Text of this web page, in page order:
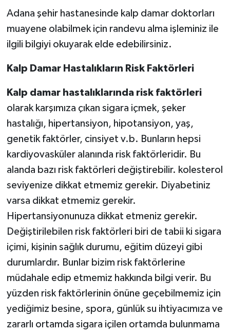
Adana şehir hastanesinde kalp damar doktorları
muayene olabilmek için randevu alma işleminiz ile
ilgili bilgiyi okuyarak elde edebilirsiniz.
Kalp Damar Hastalıkların Risk Faktörleri
Kalp damar hastalıklarında risk faktörleri
olarak karşımıza çıkan sigara içmek, şeker
hastalığı, hipertansiyon, hipotansiyon, yaş,
genetik faktörler, cinsiyet v.b. Bunların hepsi
kardiyovasküler alanında risk faktörleridir. Bu
alanda bazı risk faktörleri değiştirebilir. kolesterol
seviyenize dikkat etmemiz gerekir. Diyabetiniz
varsa dikkat etmemiz gerekir.
Hipertansiyonunuza dikkat etmeniz gerekir.
Değiştirilebilen risk faktörleri biri de tabii ki sigara
içimi, kişinin sağlık durumu, eğitim düzeyi gibi
durumlardır. Bunlar bizim risk faktörlerine
müdahale edip etmemiz hakkında bilgi verir. Bu
yüzden risk faktörlerinin önüne geçebilmemiz için
yediğimiz besine, spora, günlük su ihtiyacımıza ve
zararlı ortamda sigara içilen ortamda bulunmama